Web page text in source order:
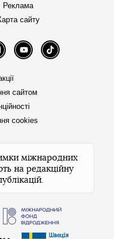
Реклама
сайту
InstagramYouTube TikTok
сайтом
cookies
міжнародних
на редакційну